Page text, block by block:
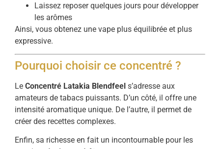
Laissez reposer quelques jours pour développer
les arômes
Ainsi, vous obtenez une vape plus équilibrée et plus
expressive.
Pourquoi choisir ce concentré ?
Le Concentré Latakia Blendfeel s’adresse aux
amateurs de tabacs puissants. D’un côté, il offre une
intensité aromatique unique. De l’autre, il permet de
créer des recettes complexes.
Enfin, sa richesse en fait un incontournable pour les